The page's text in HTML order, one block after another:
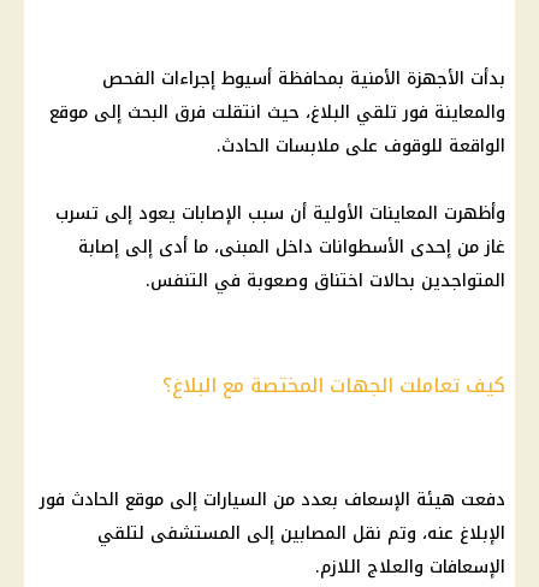
بدأت الأجهزة الأمنية بمحافظة أسيوطإجراءات الفحص
والمعاينة فور تلقي البلاغ، حيث انتقلت فرق البحث إلى موقع
الواقعة للوقوف على ملابسات الحادث.
وأظهرت المعاينات الأولية أن سبب الإصابات يعود إلى تسرب
غاز من إحدى الأسطوانات داخل المبنى، ما أدى إلى إصابة
المتواجدين بحالات اختناق وصعوبة في التنفس.
كيف تعاملت الجهات المختصة مع البلاغ؟
دفعت هيئة الإسعاف بعدد من السيارات إلى موقع الحادث فور
الإبلاغ عنه، وتم نقل المصابين إلى المستشفى لتلقي
الإسعافات والعلاج اللازم.